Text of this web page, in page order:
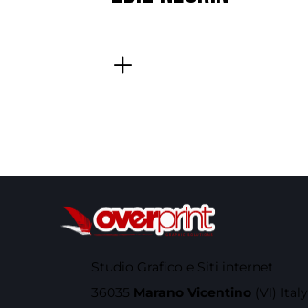
Studio Grafico e Siti internet
36035 Marano Vicentino (VI) Italy